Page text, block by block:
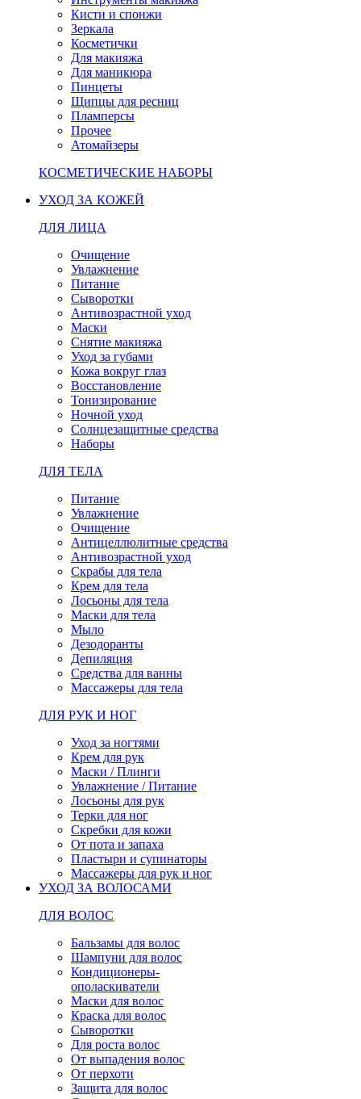
Кисти и спонжи
Зеркала
Косметички
Для макияжа
Для маникюра
Пинцеты
Щипцы для ресниц
Пламперсы
Прочее
Атомайзеры
КОСМЕТИЧЕСКИЕ НАБОРЫ
УХОД ЗА КОЖЕЙ
ДЛЯ ЛИЦА
Очищение
Увлажнение
Питание
Сыворотки
Антивозрастной уход
Маски
Снятие макияжа
Уход за губами
Кожа вокруг глаз
Восстановление
Тонизирование
Ночной уход
Солнцезащитные средства
Наборы
ДЛЯ ТЕЛА
Питание
Увлажнение
Очищение
Антицеллюлитные средства
Антивозрастной уход
Скрабы для тела
Крем для тела
Лосьоны для тела
Маски для тела
Мыло
Дезодоранты
Депиляция
Средства для ванны
Массажеры для тела
ДЛЯ РУК И НОГ
Уход за ногтями
Крем для рук
Маски / Плинги
Увлажнение / Питание
Лосьоны для рук
Терки для ног
Скребки для кожи
От пота и запаха
Пластыри и супинаторы
Массажеры для рук и ног
УХОД ЗА ВОЛОСАМИ
ДЛЯ ВОЛОС
Бальзамы для волос
Шампуни для волос
Кондиционеры-
ополаскиватели
Маски для волос
Краска для волос
Сыворотки
Для роста волос
От выпадения волос
От перхоти
Защита для волос